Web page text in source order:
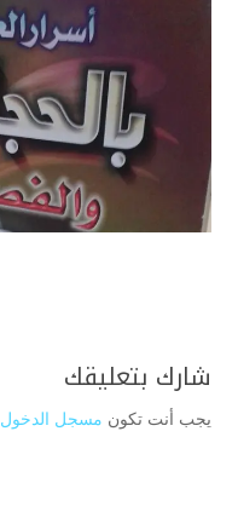
شارك بتعليقك
يجب أنت تكون مسجل الدخول